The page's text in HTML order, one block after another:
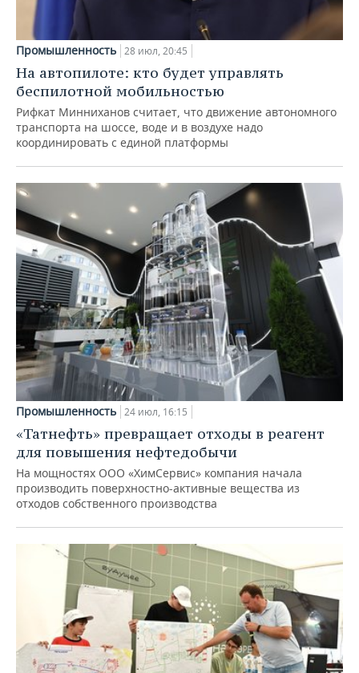
Промышленность 28 июл, 20:45
На автопилоте: кто будет управлять
беспилотной мобильностью
Рифкат Минниханов считает, что движение автономного
транспорта на шоссе, воде и в воздухе надо
координировать с единой платформы
Промышленность 24 июл, 16:15
«Татнефть» превращает отходы в реагент
для повышения нефтедобычи
На мощностях ООО «ХимСервис» компания начала
производить поверхностно-активные вещества из
отходов собственного производства